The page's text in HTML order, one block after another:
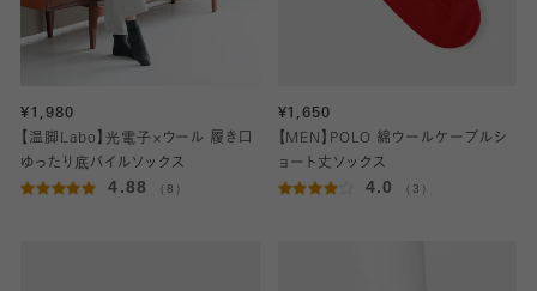
¥1,980
【温脚Labo】光電子×ウール 履き口
ゆったり底パイルソックス
4.88 （8）
¥1,650
【MEN】POLO 綿ウールケーブルシ
ョート丈ソックス
4.0 （3）